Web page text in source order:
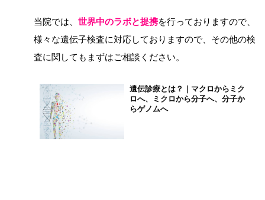
当院では、 世界中のラボと提携を行っておりますので、
様々な遺伝子検査に対応しておりますので、その他の検
査に関してもまずはご相談ください。
遺伝診療とは？｜マクロからミク
ロへ、ミクロから分子へ、分子か
らゲノムへ